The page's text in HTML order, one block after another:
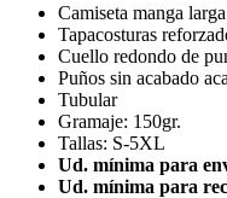
Camiseta manga
Tapacosturas
Cuello redondo de
Puños sin acabado
Tubular
Gramaje: 150gr.
Tallas: S-5XL
Ud. mínima para
Ud. mínima para